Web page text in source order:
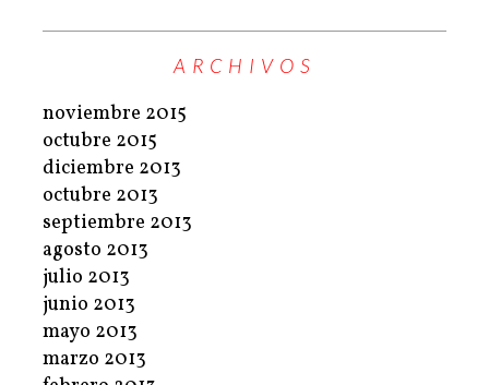
ARCHIVOS
noviembre 2015
octubre 2015
diciembre 2013
octubre 2013
septiembre 2013
agosto 2013
julio 2013
junio 2013
mayo 2013
marzo 2013